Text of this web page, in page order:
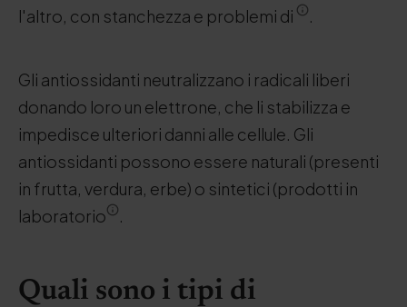
l'altro, con stanchezza e problemi di
.
Gli antiossidanti neutralizzano i radicali liberi
donando loro un elettrone, che li stabilizza e
impedisce ulteriori danni alle cellule. Gli
antiossidanti possono essere naturali (presenti
in frutta, verdura, erbe) o sintetici (prodotti in
laboratorio
.
Quali sono i tipi di